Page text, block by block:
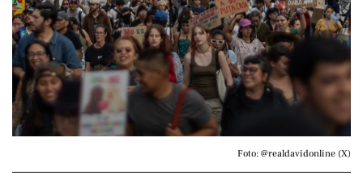
Foto: @realdavidonline (X)